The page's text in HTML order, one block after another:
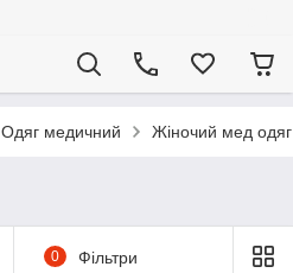
Одяг медичний Жіночий мед одяг
0 Фільтри